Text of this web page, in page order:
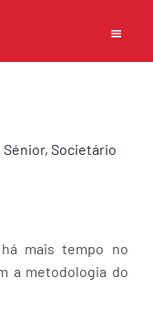
Societário
mais tempo no
a metodologia do